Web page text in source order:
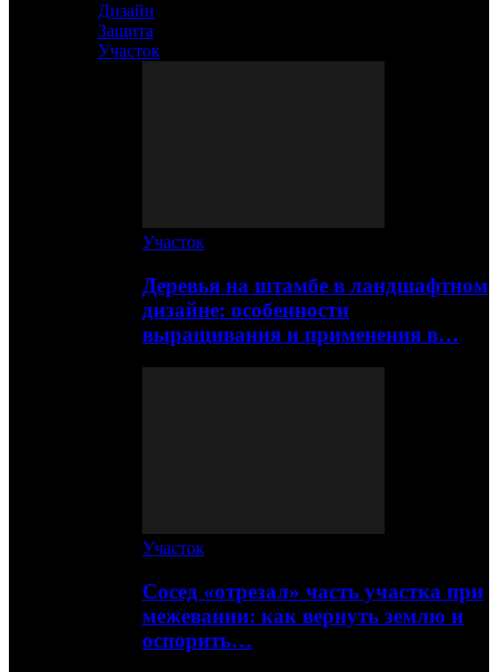
Дизайн
Защита
Участок
Участок
Деревья на штамбе в ландшафтном
дизайне: особенности
выращивания и применения в…
Участок
Сосед «отрезал» часть участка при
межевании: как вернуть землю и
оспорить…